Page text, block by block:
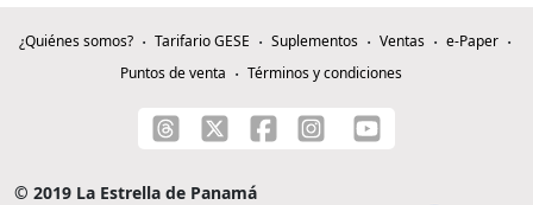
¿Quiénes somos? Tarifario GESE Suplementos Ventas
e-Paper
Puntos de venta
Términos y condiciones
© 2019 La Estrella de Panamá